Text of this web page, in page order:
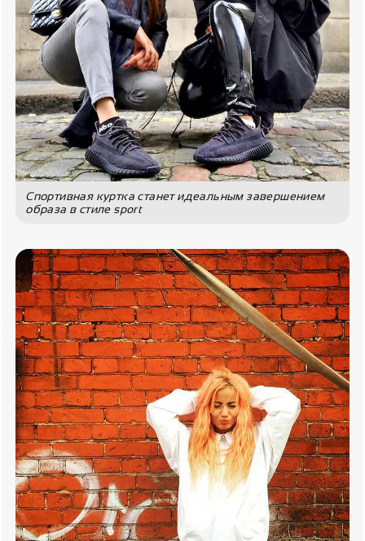
Спортивная куртка станет идеальным завершением
образа в стиле sport